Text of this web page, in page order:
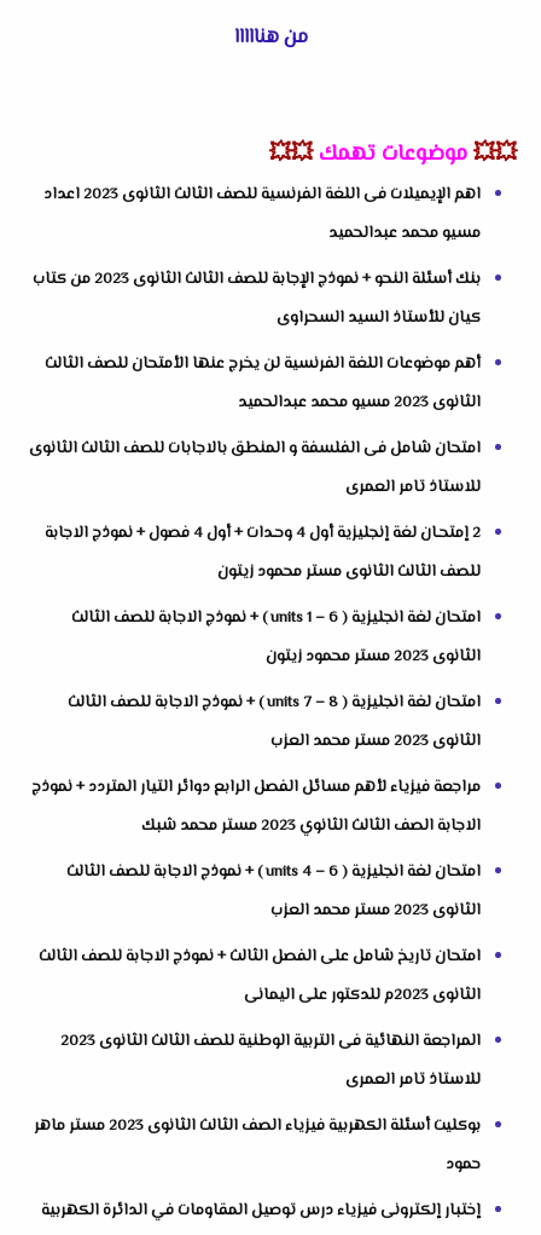
من هنااااا
💥💥موضوعات تهمك 💥💥
اهم الإيميلات فى اللغة الفرنسية للصف الثالث الثانوى 2023 اعداد
مسيو محمد عبدالحميد
بنك أسئلة النحو + نموذج الإجابة للصف الثالث الثانوى 2023 من كتاب
كيان للأستاذ السيد السحراوى
أهم موضوعات اللغة الفرنسية لن يخرج عنها الأمتحان للصف الثالث
الثانوى 2023 مسيو محمد عبدالحميد
امتحان شامل فى الفلسفة و المنطق بالاجابات للصف الثالث الثانوى
للاستاذ تامر العمرى
2 إمتحـان لغة إنجليزية أول 4 وحـدات + أول 4 فصول + نموذج الاجابة
للصف الثالث الثانوى مستر محمود زيتون
امتحان لغة انجليزية ( units 1 – 6 ) + نموذج الاجابة للصف الثالث
الثانوى 2023 مستر محمود زيتون
امتحان لغة انجليزية ( units 7 – 8 ) + نموذج الاجابة للصف الثالث
الثانوى 2023 مستر محمد العزب
مراجعة فيزياء لأهم مسائل الفصل الرابع دوائر التيار المتردد + نموذج
الاجابة الصف الثالث الثانوي 2023 مستر محمد شبك
امتحان لغة انجليزية ( units 4 – 6 ) + نموذج الاجابة للصف الثالث
الثانوى 2023 مستر محمد العزب
امتحان تاريخ شامل على الفصل الثالث + نموذج الاجابة للصف الثالث
الثانوى 2023م للدكتور على اليمانى
المراجعة النهائية فى التربية الوطنية للصف الثالث الثانوى 2023
للاستاذ تامر العمرى
بوكليت أسئلة الكهربية فيزياء الصف الثالث الثانوى 2023 مستر ماهر
حمود
إختبار إلكترونى فيزياء درس توصيل المقاومات في الدائرة الكهربية